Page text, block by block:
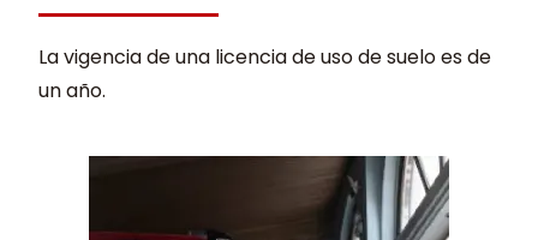
La vigencia de una licencia de uso de suelo es de
un año.